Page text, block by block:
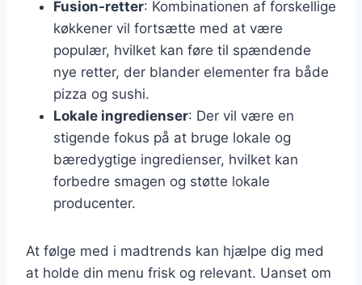
Fusion-retter: Kombinationen af forskellige
køkkener vil fortsætte med at være
populær, hvilket kan føre til spændende
nye retter, der blander elementer fra både
pizza og sushi.
Lokale ingredienser: Der vil være en
stigende fokus på at bruge lokale og
bæredygtige ingredienser, hvilket kan
forbedre smagen og støtte lokale
producenter.
At følge med i madtrends kan hjælpe dig med
at holde din menu frisk og relevant. Uanset om